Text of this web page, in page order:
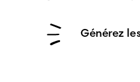
Générez